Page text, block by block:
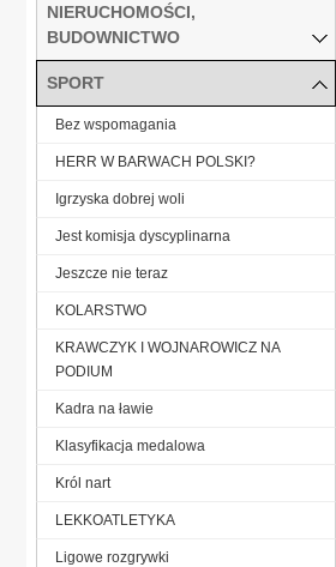
NIERUCHOMOŚCI,
BUDOWNICTWO
SPORT
Bez wspomagania
HERR W BARWACH POLSKI?
Igrzyska dobrej woli
Jest komisja dyscyplinarna
Jeszcze nie teraz
KOLARSTWO
KRAWCZYK I WOJNAROWICZ NA
PODIUM
Kadra na ławie
Klasyfikacja medalowa
Król nart
LEKKOATLETYKA
Ligowe rozgrywki